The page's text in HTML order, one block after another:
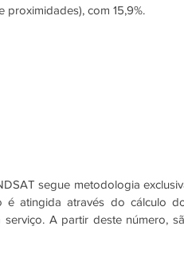
proximidades), com 15,9%.
segue metodologia
é atingida através do cálculo
A partir deste número,